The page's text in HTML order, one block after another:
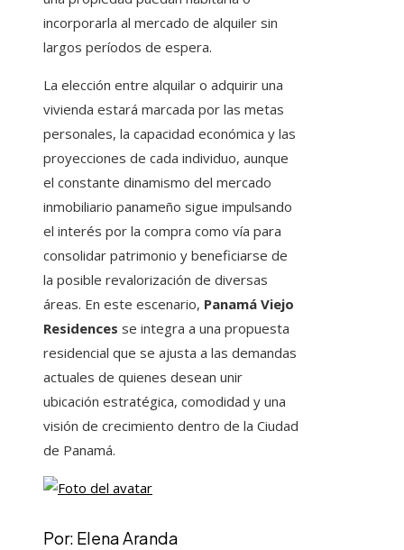
incorporarla al mercado de alquiler sin
largos períodos de espera.
La elección entre alquilar o adquirir una
vivienda estará marcada por las metas
personales, la capacidad económica y las
proyecciones de cada individuo, aunque
el constante dinamismo del mercado
inmobiliario panameño sigue impulsando
el interés por la compra como vía para
consolidar patrimonio y beneficiarse de
la posible revalorización de diversas
áreas. En este escenario, Panamá Viejo
Residences se integra a una propuesta
residencial que se ajusta a las demandas
actuales de quienes desean unir
ubicación estratégica, comodidad y una
visión de crecimiento dentro de la Ciudad
de Panamá.
Por: Elena Aranda